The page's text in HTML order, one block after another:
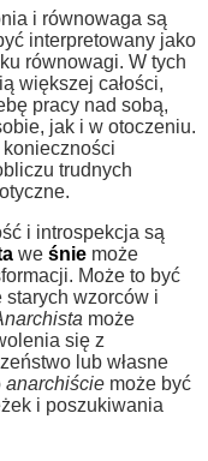
i równowaga są
interpretowany jako
równowagi. W tych
większej całości,
pracy nad sobą,
jak i w otoczeniu.
trudnych
i introspekcja są
we śnie może
Może to być
starych wzorców i
może
się z
lub własne
anarchiście może być
i poszukiwania